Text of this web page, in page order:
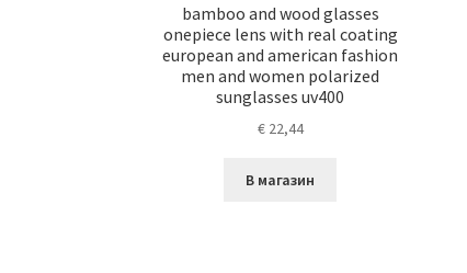
bamboo and wood glasses
onepiece lens with real coating
european and american fashion
men and women polarized
sunglasses uv400
€22,44
В магазин